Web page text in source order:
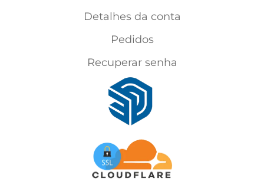
Detalhes da conta
Pedidos
Recuperar senha